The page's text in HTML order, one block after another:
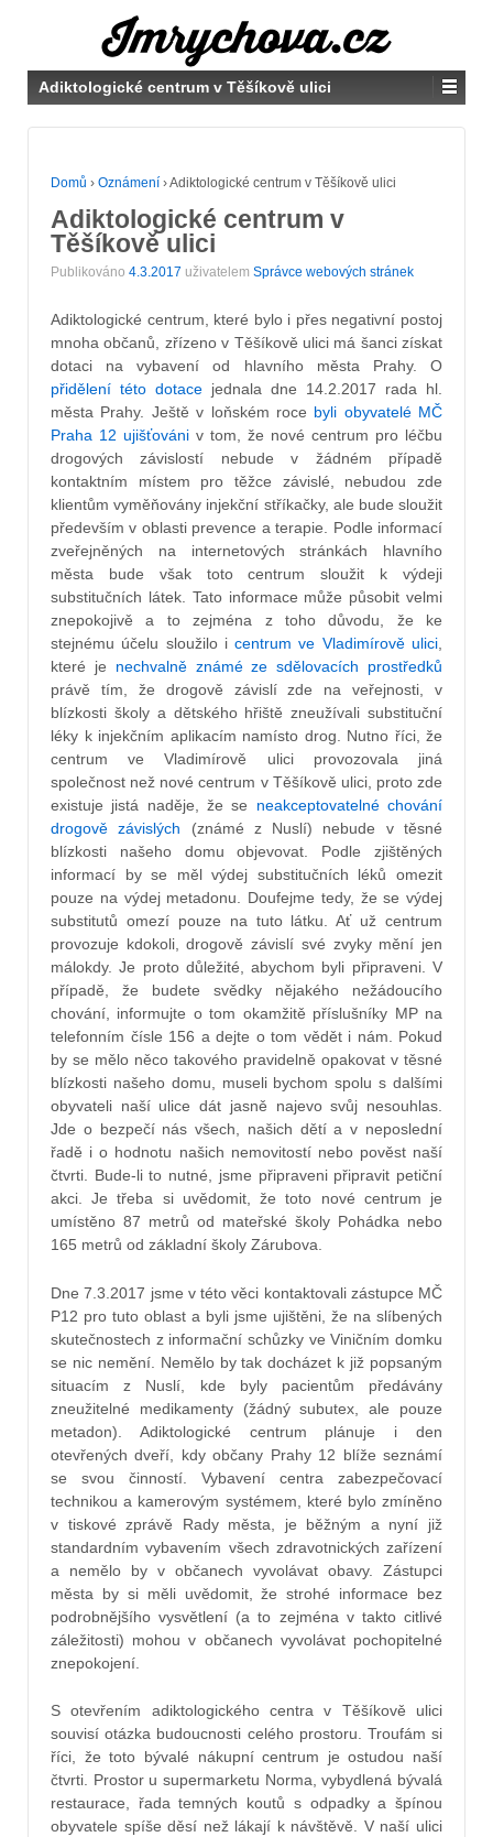
Adiktologické centrum v Těšíkově ulici
Domů › Oznámení ›Adiktologické centrum v Těšíkově ulici
Adiktologické centrum v
Těšíkově ulici
Publikováno 4.3.2017 uživatelem Správce webových stránek
Adiktologické centrum, které bylo i přes negativní postoj
mnoha občanů, zřízeno v Těšíkově ulici má šanci získat
dotaci na vybavení od hlavního města Prahy. O
přidělení této dotace jednala dne 14.2.2017 rada hl.
města Prahy. Ještě v loňském roce byli obyvatelé MČ
Praha 12 ujišťováni v tom, že nové centrum pro léčbu
drogových závislostí nebude v žádném případě
kontaktním místem pro těžce závislé, nebudou zde
klientům vyměňovány injekční stříkačky, ale bude sloužit
především v oblasti prevence a terapie. Podle informací
zveřejněných na internetových stránkách hlavního
města bude však toto centrum sloužit k výdeji
substitučních látek. Tato informace může působit velmi
znepokojivě a to zejména z toho důvodu, že ke
stejnému účelu sloužilo icentrum ve Vladimírově ulici,
které je nechvalně známé ze sdělovacích prostředků
právě tím, že drogově závislí zde na veřejnosti, v
blízkosti školy a dětského hřiště zneužívali substituční
léky k injekčním aplikacím namísto drog. Nutno říci, že
centrum ve Vladimírově ulici provozovala jiná
společnost než nové centrum v Těšíkově ulici, proto zde
existuje jistá naděje, že se neakceptovatelné chování
drogově závislých (známé z Nuslí) nebude v těsné
blízkosti našeho domu objevovat. Podle zjištěných
informací by se měl výdej substitučních léků omezit
pouze na výdej metadonu. Doufejme tedy, že se výdej
substitutů omezí pouze na tuto látku. Ať už centrum
provozuje kdokoli, drogově závislí své zvyky mění jen
málokdy. Je proto důležité, abychom byli připraveni. V
případě, že budete svědky nějakého nežádoucího
chování, informujte o tom okamžitě příslušníky MP na
telefonním čísle 156 a dejte o tom vědět i nám. Pokud
by se mělo něco takového pravidelně opakovat v těsné
blízkosti našeho domu, museli bychom spolu s dalšími
obyvateli naší ulice dát jasně najevo svůj nesouhlas.
Jde o bezpečí nás všech, našich dětí a v neposlední
řadě i o hodnotu našich nemovitostí nebo pověst naší
čtvrti. Bude-li to nutné, jsme připraveni připravit petiční
akci. Je třeba si uvědomit, že toto nové centrum je
umístěno 87 metrů od mateřské školy Pohádka nebo
165 metrů od základní školy Zárubova.
Dne 7.3.2017 jsme v této věci kontaktovali zástupce MČ
P12 pro tuto oblast a byli jsme ujištěni, že na slíbených
skutečnostech z informační schůzky ve Viničním domku
se nic nemění. Nemělo by tak docházet k již popsaným
situacím z Nuslí, kde byly pacientům předávány
zneužitelné medikamenty (žádný subutex, ale pouze
metadon). Adiktologické centrum plánuje i den
otevřených dveří, kdy občany Prahy 12 blíže seznámí
se svou činností. Vybavení centra zabezpečovací
technikou a kamerovým systémem, které bylo zmíněno
v tiskové zprávě Rady města, je běžným a nyní již
standardním vybavením všech zdravotnických zařízení
a nemělo by v občanech vyvolávat obavy. Zástupci
města by si měli uvědomit, že strohé informace bez
podrobnějšího vysvětlení (a to zejména v takto citlivé
záležitosti) mohou v občanech vyvolávat pochopitelné
znepokojení.
S otevřením adiktologického centra v Těšíkově ulici
souvisí otázka budoucnosti celého prostoru. Troufám si
říci, že toto bývalé nákupní centrum je ostudou naší
čtvrti. Prostor u supermarketu Norma, vybydlená bývalá
restaurace, řada temných koutů s odpadky a špínou
obyvatele spíše děsí než lákají k návštěvě. V naší ulici